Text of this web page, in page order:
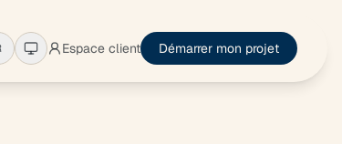
Espace client Démarrer mon projet